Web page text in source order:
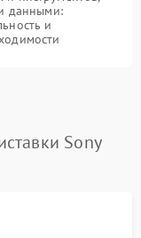
данными:
и
Sony